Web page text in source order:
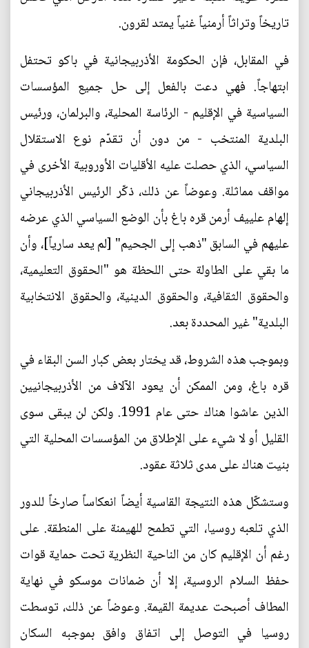
تاريخاً وتراثاً أرمنياً غنياً يمتد لقرون.
في المقابل، فإن الحكومة الأذربيجانية في باكو تحتفل
ابتهاجاً. فهي دعت بالفعل إلى حل جميع المؤسسات
السياسية في الإقليم - الرئاسة المحلية، والبرلمان، ورئيس
البلدية المنتخب - من دون أن تقدّم نوع الاستقلال
السياسي، الذي حصلت عليه الأقليات الأوروبية الأخرى في
مواقف مماثلة. وعوضاً عن ذلك، ذكّر الرئيس الأذربيجاني
إلهام علييف أرمن قره باغ بأن الوضع السياسي الذي عرضه
عليهم في السابق "ذهب إلى الجحيم" [لم يعد سارياً]، وأن
ما بقي على الطاولة حتى اللحظة هو "الحقوق التعليمية،
والحقوق الثقافية، والحقوق الدينية، والحقوق الانتخابية
البلدية" غير المحددة بعد.
وبموجب هذه الشروط، قد يختار بعض كبار السن البقاء في
قره باغ، ومن الممكن أن يعود الآلاف من الأذربيجانيين
الذين عاشوا هناك حتى عام 1991. ولكن لن يبقى سوى
القليل أو لا شيء على الإطلاق من المؤسسات المحلية التي
بنيت هناك على مدى ثلاثة عقود.
وستشكّل هذه النتيجة القاسية أيضاً انعكاساً صارخاً للدور
الذي تلعبه روسيا، التي تطمح للهيمنة على المنطقة. على
رغم أن الإقليم كان من الناحية النظرية تحت حماية قوات
حفظ السلام الروسية، إلا أن ضمانات موسكو في نهاية
المطاف أصبحت عديمة القيمة. وعوضاً عن ذلك، توسطت
روسيا في التوصل إلى اتفاق وافق بموجبه السكان